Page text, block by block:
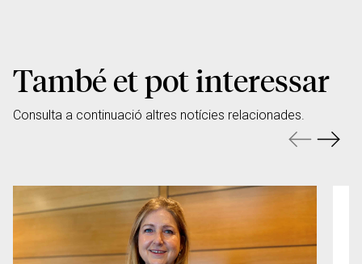
També et pot interessar
Consulta a continuació altres notícies relacionades.